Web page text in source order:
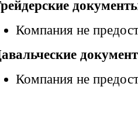
Компания не
Компания не